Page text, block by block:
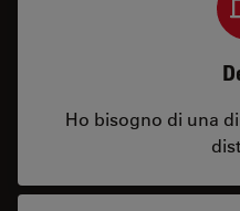
Ho bisogno di una